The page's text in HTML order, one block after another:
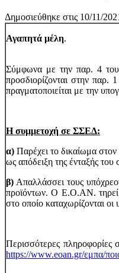
Δημοσιεύθηκε στις 10/11/
Αγαπητά μέλη.
Σύμφωνα με την παρ. 4
προσδιορίζονται στην παρ.
πραγματοποιείται με την
Η συμμετοχή σε ΣΣΕΔ:
α) Παρέχει το δικαίωμα
ως απόδειξη της ένταξής
β) Απαλλάσσει τους
προϊόντων. Ο Ε.Ο.ΑΝ.
στο οποίο καταχωρίζονται
Περισσότερες
https://www.eoan.gr/εμπα/